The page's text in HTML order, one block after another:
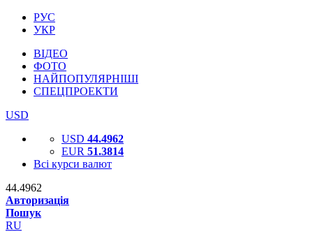
РУС
УКР
ВІДЕО
ФОТО
НАЙПОПУЛЯРНІШІ
СПЕЦПРОЕКТИ
USD
USD 44.4962
EUR 51.3814
Всі курси валют
44.4962
Авторизація
Пошук
RU